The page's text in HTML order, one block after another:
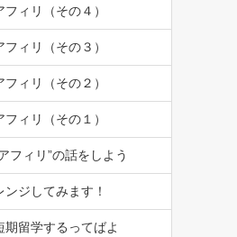
ィリ（その４）
ィリ（その３）
ィリ（その２）
ィリ（その１）
フィリ”の話をしよう
ジしてみます！
期留学するってばよ